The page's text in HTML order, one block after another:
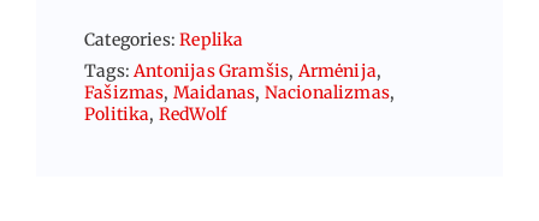
Categories:Replika
Tags:Antonijas Gramšis, Armėnija,
Fašizmas, Maidanas, Nacionalizmas,
Politika, RedWolf